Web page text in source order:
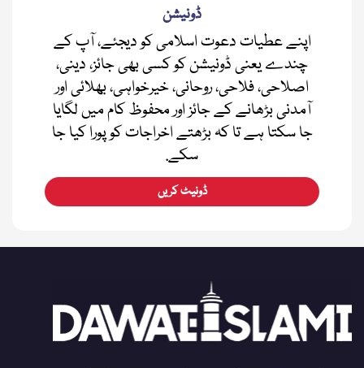
ڈونیشن
اپنے عطیات دعوت اسلامی کو دیجئے، آپ کے
چندے یعنی ڈونیشن کو کسی بھی جائز، دینی،
اصلاحی، فلاحی، روحانی، خیرخواہی، بھلائی اور
آمدنی بڑھانے کے جائز اور محفوظ کام میں لگایا
جا سکتا ہے تا کہ بڑھتے اخراجات کو پورا کیا جا
سکے.
ڈونیٹ کریں